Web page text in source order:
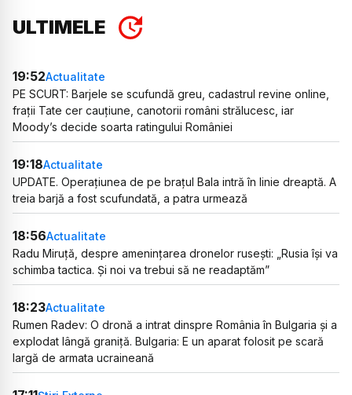
ULTIMELE
19:52Actualitate
PE SCURT: Barjele se scufundă greu, cadastrul revine online,
frații Tate cer cauțiune, canotorii români strălucesc, iar
Moody’s decide soarta ratingului României
19:18Actualitate
UPDATE. Operațiunea de pe brațul Bala intră în linie dreaptă. A
treia barjă a fost scufundată, a patra urmează
18:56Actualitate
Radu Miruță, despre amenințarea dronelor rusești: „Rusia își va
schimba tactica. Și noi va trebui să ne readaptăm”
18:23Actualitate
Rumen Radev: O dronă a intrat dinspre România în Bulgaria și a
explodat lângă graniță. Bulgaria: E un aparat folosit pe scară
largă de armata ucraineană